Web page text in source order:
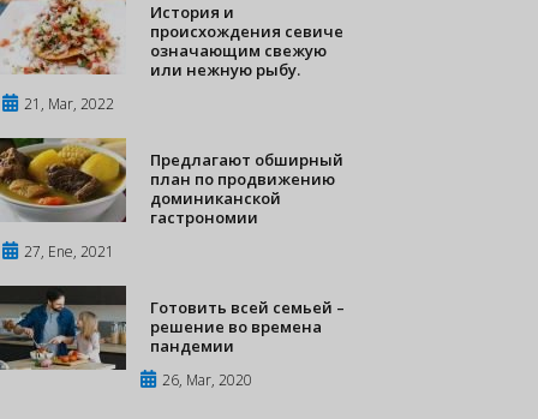
История и
происхождения севиче
означающим свежую
или нежную рыбу.
21, Mar, 2022
Предлагают обширный
план по продвижению
доминиканской
гастрономии
27, Ene, 2021
Готовить всей семьей –
решение во времена
пандемии
26, Mar, 2020